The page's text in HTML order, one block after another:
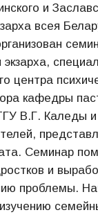
и
всея
центра
кафедры
В.Г. Каледы и
Семинар
и
проблемы.